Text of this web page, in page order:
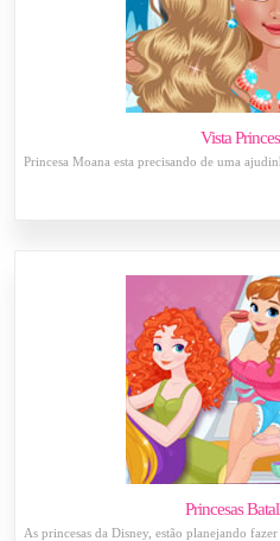
Vista
Princesa Moana esta precisando de uma
Princesas
As princesas da Disney, estão planejando fazer